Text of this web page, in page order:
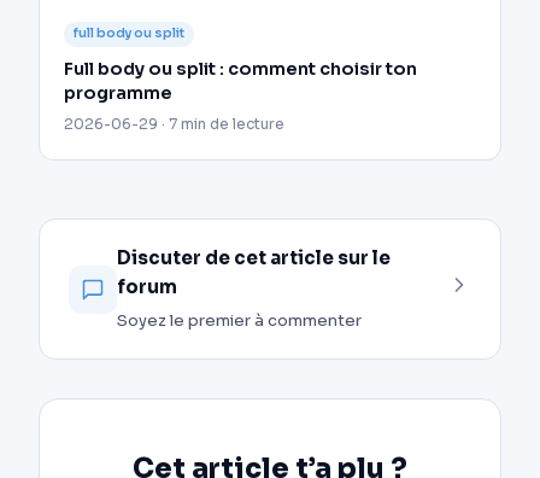
full body ou split
Full body ou split : comment choisir ton
programme
2026-06-29 · 7 min de lecture
Discuter de cet article sur le
forum
Soyez le premier à commenter
Cet article t’a plu ?